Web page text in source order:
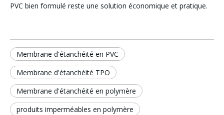
PVC bien formulé reste une solution économique et pratique.
Membrane d'étanchéité en PVC
Membrane d'étanchéité TPO
Membrane d'étanchéité en polymère
produits imperméables en polymère